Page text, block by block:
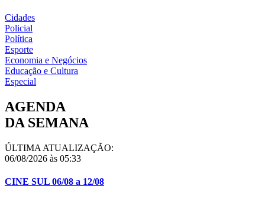
Cidades
Policial
Política
Esporte
Economia e Negócios
Educação e Cultura
Especial
AGENDA
DA SEMANA
ÚLTIMA ATUALIZAÇÃO:
06/08/2026 às 05:33
CINE SUL 06/08 a 12/08